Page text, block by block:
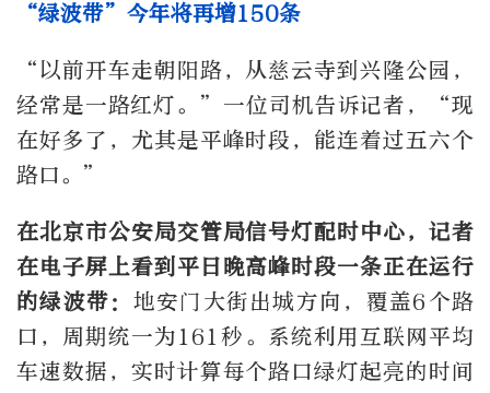
“绿波带”今年将再增150条
“以前开车走朝阳路，从慈云寺到兴隆公园，
经常是一路红灯。”一位司机告诉记者，“现
在好多了，尤其是平峰时段，能连着过五六个
路口。”
在北京市公安局交管局信号灯配时中心，记者
在电子屏上看到平日晚高峰时段一条正在运行
的绿波带： 地安门大街出城方向，覆盖6个路
口，周期统一为161秒。系统利用互联网平均
车速数据，实时计算每个路口绿灯起亮的时间